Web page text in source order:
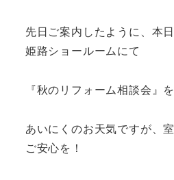
先日ご案内したように、本
姫路ショールームにて
『秋のリフォーム相談会』
あいにくのお天気ですが、
ご安心を！